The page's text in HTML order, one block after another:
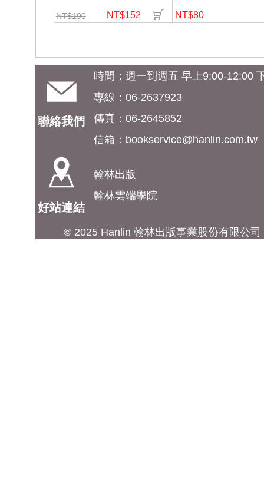
NT$190 NT$152 NT$80
聯絡我們
時間：週一到週五 早上9:00-12:00
專線：06-2637923
傳真：06-2645852
信箱： bookservice@hanlin.com.tw
好站連結
翰林出版
翰林雲端學院
© 2025 Hanlin 翰林出版事業股份有限公司